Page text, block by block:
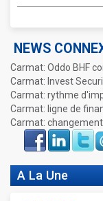
NEWS
Carmat: Oddo BHF
Carmat: Invest
Carmat: rythme
Carmat: ligne de
Carmat:
Face
book
LinkIn Twitter
A La Une